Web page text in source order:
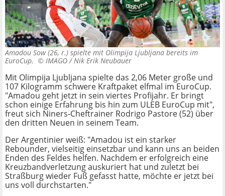
Amadou Sow (26, r.) spielte mit Olimpija Ljubljana bereits im
EuroCup. © IMAGO / Nik Erik Neubauer
Mit Olimpija Ljubljana spielte das 2,06 Meter große und
107 Kilogramm schwere Kraftpaket elfmal im EuroCup.
"Amadou geht jetzt in sein viertes Profijahr. Er bringt
schon einige Erfahrung bis hin zum ULEB EuroCup mit",
freut sich Niners-Cheftrainer Rodrigo Pastore (52) über
den dritten Neuen in seinem Team.
Der Argentinier weiß: "Amadou ist ein starker
Rebounder, vielseitig einsetzbar und kann uns an beiden
Enden des Feldes helfen. Nachdem er erfolgreich eine
Kreuzbandverletzung auskuriert hat und zuletzt bei
Straßburg wieder Fuß gefasst hatte, möchte er jetzt bei
uns voll durchstarten."